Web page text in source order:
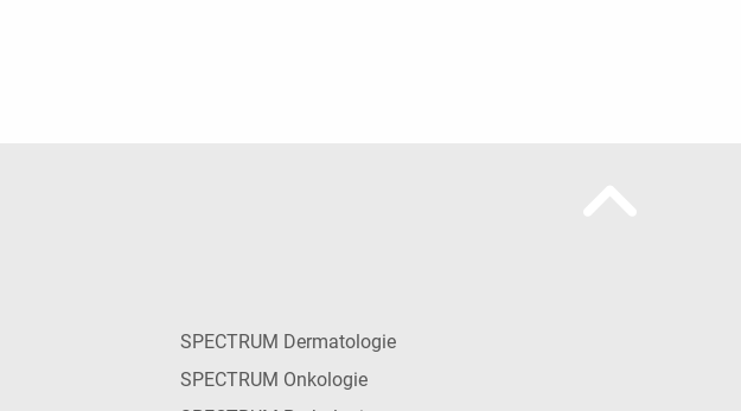
SPECTRUM Dermatologie
SPECTRUM Onkologie